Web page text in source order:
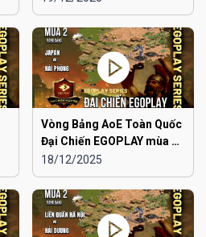
Vòng Bảng AoE Toàn Quốc
Đại Chiến EGOPLAY mùa 2 |
Japan vs Hải Phòng
18/12/2025